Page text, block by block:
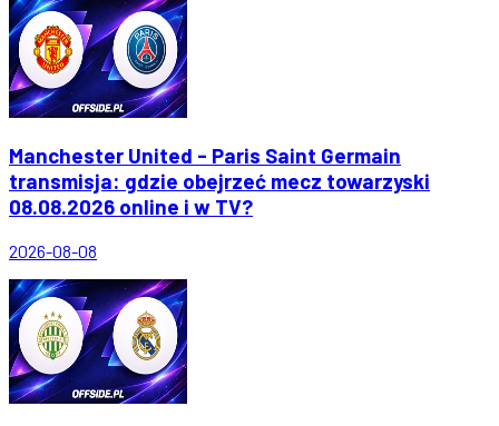
Manchester United - Paris Saint Germain
transmisja: gdzie obejrzeć mecz towarzyski
08.08.2026 online i w TV?
2026-08-08